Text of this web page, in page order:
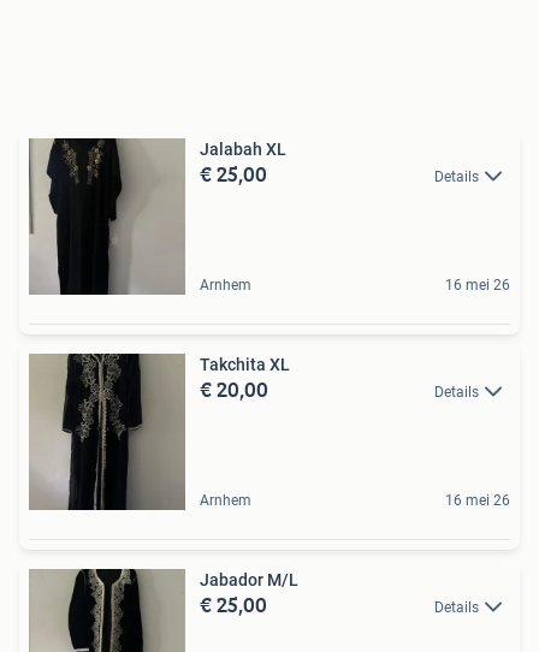
Jalabah XL
€ 25,00 Details
Arnhem 16 mei 26
Takchita XL
€ 20,00 Details
Arnhem 16 mei 26
Jabador M/L
€ 25,00 Details